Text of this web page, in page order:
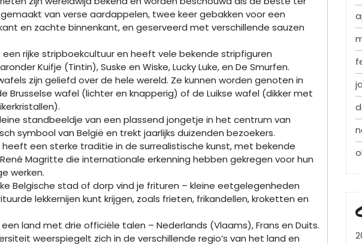
van verse aardappelen, twee keer gebakken voor een
en zachte binnenkant, en geserveerd met verschillende sauzen
een rijke stripboekcultuur en heeft vele bekende stripfiguren
Kuifje (Tintin), Suske en Wiske, Lucky Luke, en De Smurfen.
zijn geliefd over de hele wereld. Ze kunnen worden genoten in
Brusselse wafel (lichter en knapperig) of de Luikse wafel (dikker met
standbeeldje van een plassend jongetje in het centrum van
symbool van België en trekt jaarlijks duizenden bezoekers.
heeft een sterke traditie in de surrealistische kunst, met bekende
Magritte die internationale erkenning hebben gekregen voor hun
werken.
Belgische stad of dorp vind je frituren – kleine eetgelegenheden
lekkernijen kunt krijgen, zoals frieten, frikandellen, kroketten en
een land met drie officiële talen – Nederlands (Vlaams), Frans en Duits.
weerspiegelt zich in de verschillende regio’s van het land en